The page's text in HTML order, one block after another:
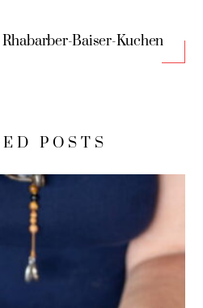
Rhabarber-Baiser-Kuchen
POSTS